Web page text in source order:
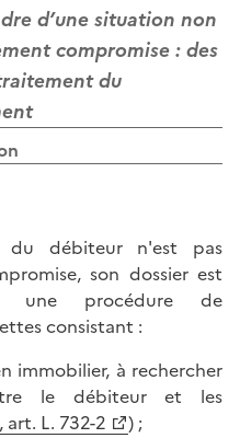
d’une situation non
compromise : des
du
du débiteur n'est pas
son dossier est
une procédure de
consistant :
immobilier, à rechercher
le débiteur et les
art. L. 732-2
) ;